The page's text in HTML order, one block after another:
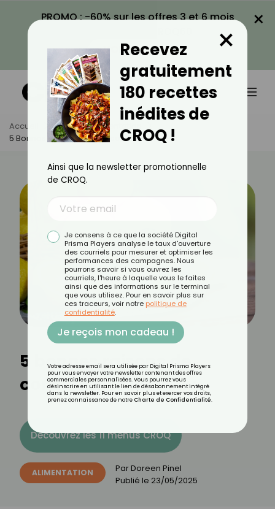
PROMO : -60% sur les offres 3 et 6 mois
VOIR LA PROMO
×
Accueil Actus
Alimentation
5 Bonnes Raisons De Consommer Du Yuzu
5 bonnes raisons de
consommer du yuzu
Découvrez les 11 menus CROQ
ALIMENTATION ParDoreen Pinel
Publié le 23/05/2025
Recevez
gratuitement
180 recettes
inédites de
CROQ !
×
Ainsi que la newsletter promotionnelle
de CROQ.
Je consens à ce que la société Digital
Prisma Players analyse le taux d'ouverture
des courriels pour mesurer et optimiser les
performances des campagnes. Nous
pourrons savoir si vous ouvrez les
courriels, l'heure à laquelle vous le faites
ainsi que des informations sur le terminal
que vous utilisez. Pour en savoir plus sur
ces traceurs, voir notre politique de
confidentialité.
Je reçois mon cadeau !
Votre adresse email sera utilisée par Digital Prisma Players
pour vous envoyer votre newsletter contenant des offres
commerciales personnalisées. Vous pourrez vous
désinscrire en utilisant le lien de désabonnement intégré
dans la newsletter. Pour en savoir plus et exercer vos droits,
prenez connaissance de notre Charte de Confidentialité.